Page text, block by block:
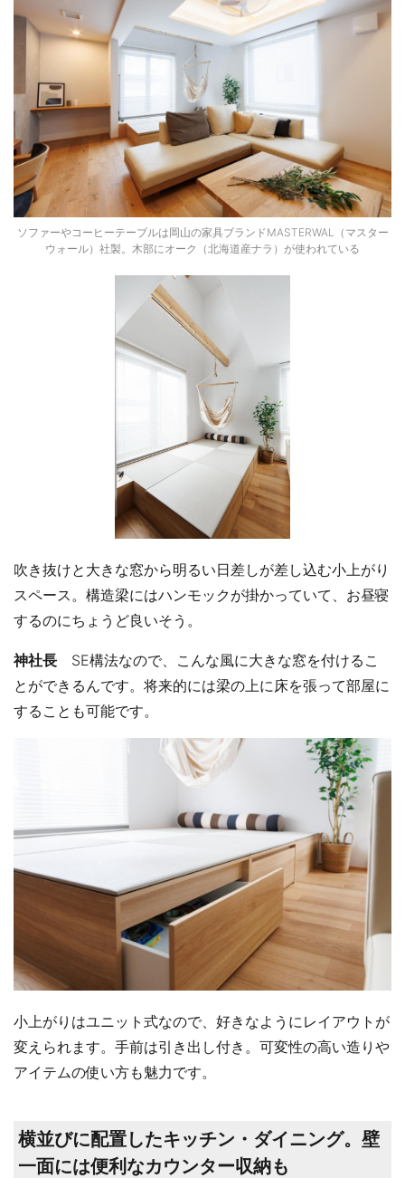
ソファーやコーヒーテーブルは岡山の家具ブランドMASTERWAL（マスター
ウォール）社製。木部にオーク（北海道産ナラ）が使われている
吹き抜けと大きな窓から明るい日差しが差し込む小上がり
スペース。構造梁にはハンモックが掛かっていて、お昼寝
するのにちょうど良いそう。
神社長 SE構法なので、こんな風に大きな窓を付けるこ
とができるんです。将来的には梁の上に床を張って部屋に
することも可能です。
小上がりはユニット式なので、好きなようにレイアウトが
変えられます。手前は引き出し付き。可変性の高い造りや
アイテムの使い方も魅力です。
横並びに配置したキッチン・ダイニング。壁
一面には便利なカウンター収納も